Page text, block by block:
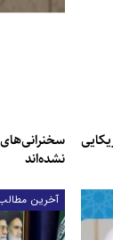
نشده‌اند
آخرین